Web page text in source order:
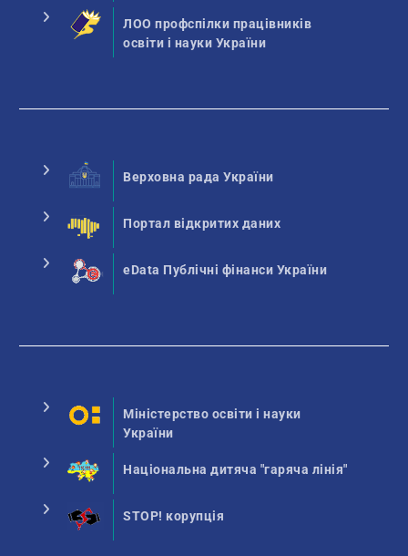
ЛОО профспілки працівників
освіти і науки України
Верховна рада України
Портал відкритих даних
eData Публічні фінанси України
Міністерство освіти і науки
України
Національна дитяча "гаряча лінія"
STOP! корупція